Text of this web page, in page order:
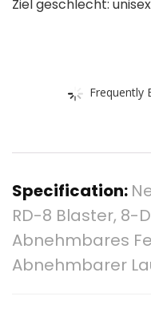
Ziel geschlecht: unisex
Frequently
Specification:
RD-8 Blaster, 8-
Abnehmbares
Abnehmbarer